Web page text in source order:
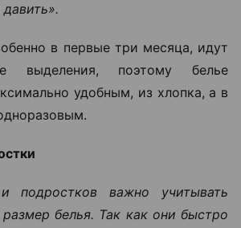
в первые три месяца, идут
выделения, поэтому белье
удобным, из хлопка, а в
подростков важно учитывать
белья. Так как они быстро